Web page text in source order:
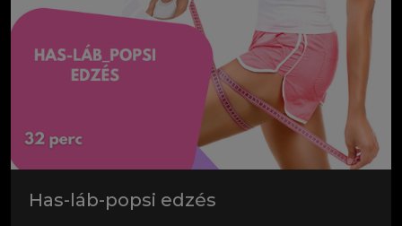
Has-láb-popsi edzés